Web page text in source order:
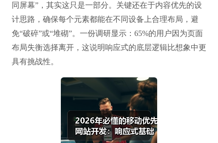
同屏幕”，其实这只是一部分。关键还在于内容优先的设
计思路，确保每个元素都能在不同设备上合理布局，避
免“破碎”或“堆砌”。一份调研显示：65%的用户因为页面
布局失衡选择离开，这说明响应式的底层逻辑比想象中更
具有挑战性。